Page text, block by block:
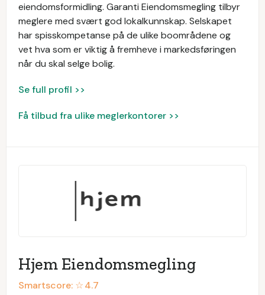
eiendomsformidling. Garanti Eiendomsmegling tilbyr
meglere med svært god lokalkunnskap. Selskapet
har spisskompetanse på de ulike boområdene og
vet hva som er viktig å fremheve i markedsføringen
når du skal selge bolig.
Se full profil >>
Få tilbud fra ulike meglerkontorer >>
Hjem Eiendomsmegling
Smartscore: ☆4.7